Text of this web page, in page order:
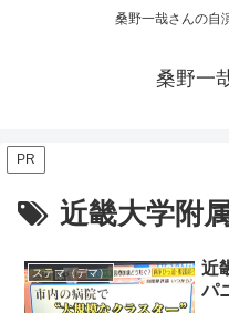
桑野一哉さんの自
桑野一
PR
近畿大学附
ステマ（デマ）
近
パ